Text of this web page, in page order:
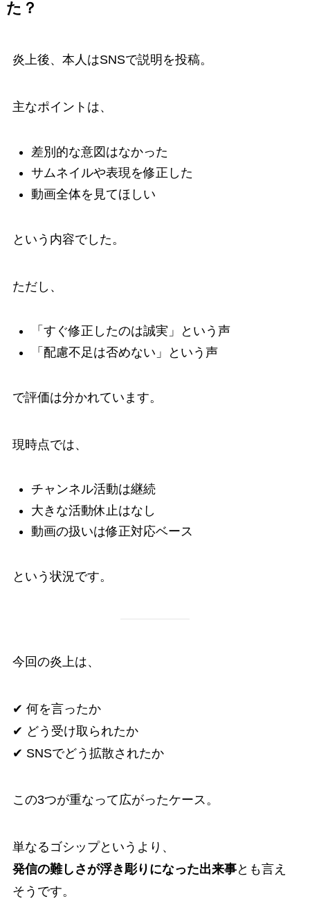
た？
炎上後、本人はSNSで説明を投稿。
主なポイントは、
差別的な意図はなかった
サムネイルや表現を修正した
動画全体を見てほしい
という内容でした。
ただし、
「すぐ修正したのは誠実」という声
「配慮不足は否めない」という声
で評価は分かれています。
現時点では、
チャンネル活動は継続
大きな活動休止はなし
動画の扱いは修正対応ベース
という状況です。
今回の炎上は、
✔ 何を言ったか
✔ どう受け取られたか
✔ SNSでどう拡散されたか
この3つが重なって広がったケース。
単なるゴシップというより、
発信の難しさが浮き彫りになった出来事とも言え
そうです。